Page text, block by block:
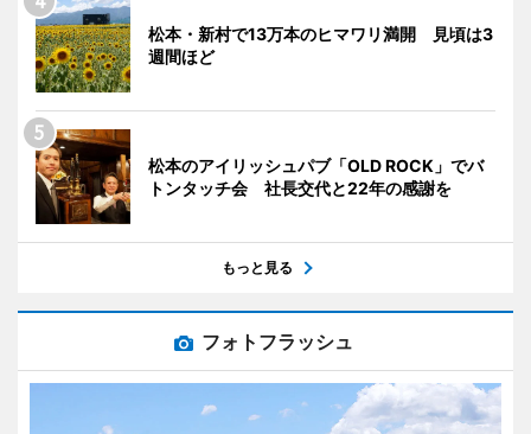
松本・新村で13万本のヒマワリ満開 見頃は3
週間ほど
松本のアイリッシュパブ「OLD ROCK」でバ
トンタッチ会 社長交代と22年の感謝を
もっと見る
フォトフラッシュ